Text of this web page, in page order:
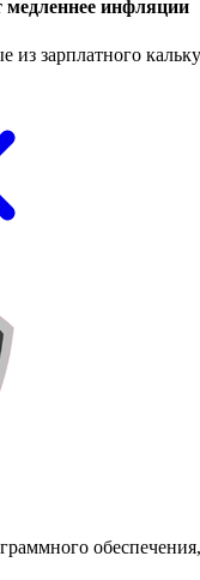
инфляции
зарплатного